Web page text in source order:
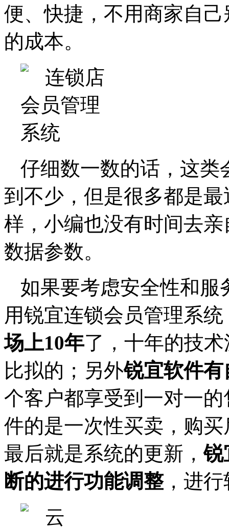
便、快捷，不用商家自
的成本。
仔细数一数的话，这类
到不少，但是很多都是
样，小编也没有时间去
数据参数。
如果要考虑安全性和服
用锐宜连锁会员管理系
场上10年了，十年的技
比拟的；另外锐宜软件
个客户都享受到一对一
件的是一次性买卖，购
最后就是系统的更新，锐
断的进行功能调整，进行